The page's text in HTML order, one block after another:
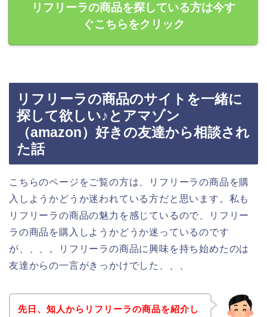
リフリーラの商品を探している方は今す
ぐこちらをクリック
リフリーラの商品のサイトを一緒に
探して欲しい♪とアマゾン
（amazon）好きの友達から相談され
た話
こちらのページをご覧の方は、リフリーラの商品を購
入しようかどうか迷われている方だと思います。私も
リフリーラの商品の魅力を感じているので、リフリー
ラの商品を購入しようかどうか迷っているのです
が、、、。リフリーラの商品に興味を持ち始めたのは
友達からの一言がきっかけでした、、、
先日、知人からリフリーラの商品を紹介し